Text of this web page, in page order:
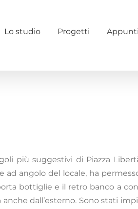
Lo studio Progetti
più suggestivi di Piazza
ad angolo del locale, ha
bottiglie e il retro banco a
dall’esterno. Sono stati